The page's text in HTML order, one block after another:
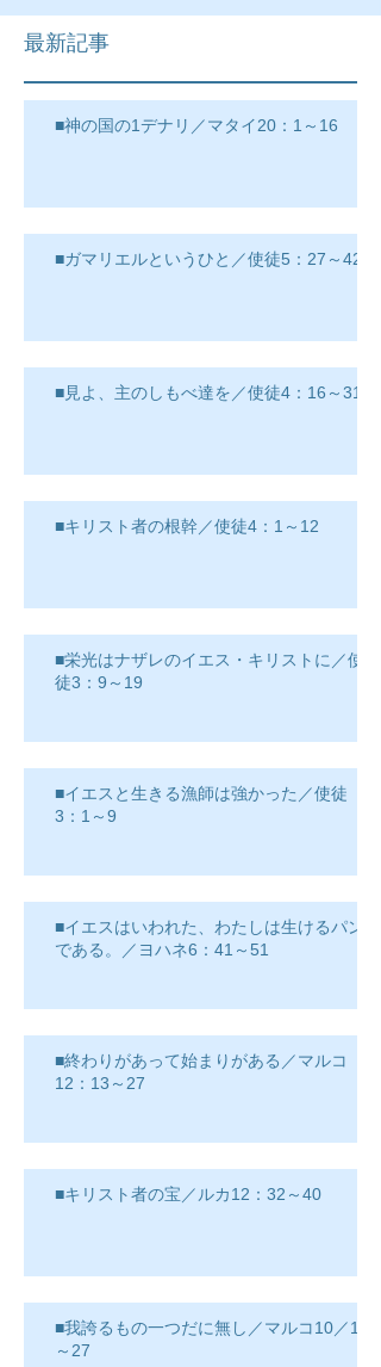
最新記事
■神の国の1デナリ／マタイ20：1～16
■ガマリエルというひと／使徒5：27～42
■見よ、主のしもべ達を／使徒4：16～31
■キリスト者の根幹／使徒4：1～12
■栄光はナザレのイエス・キリストに／使
徒3：9～19
■イエスと生きる漁師は強かった／使徒
3：1～9
■イエスはいわれた、わたしは生けるパン
である。／ヨハネ6：41～51
■終わりがあって始まりがある／マルコ
12：13～27
■キリスト者の宝／ルカ12：32～40
■我誇るもの一つだに無し／マルコ10／17
～27